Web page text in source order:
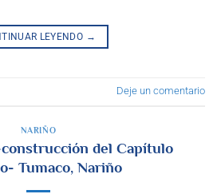
LEYENDO →
Deje un comentario
NARIÑO
construcción del Capítulo
Tumaco, Nariño